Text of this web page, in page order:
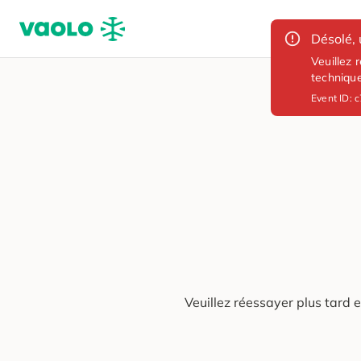
Désolé,
Veuillez
Event ID:
Veuillez réessayer plus tard